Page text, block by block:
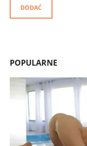
DODAĆ
POPULARNE